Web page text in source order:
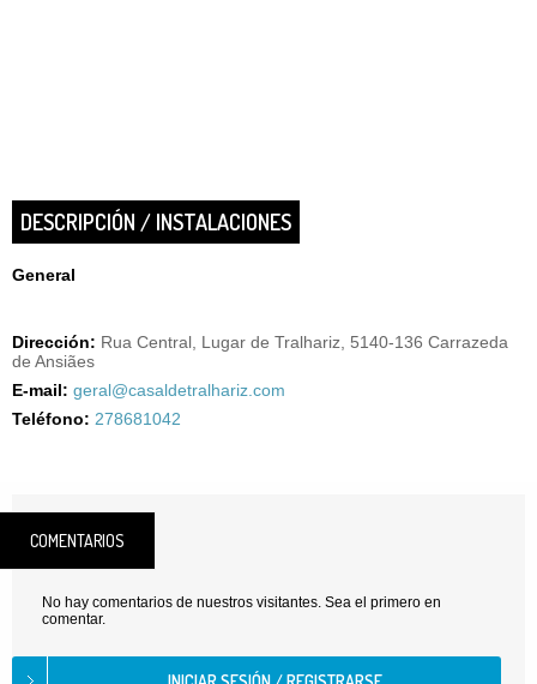
DESCRIPCIÓN / INSTALACIONES
General
Dirección: Rua Central, Lugar de Tralhariz, 5140-136 Carrazeda
de Ansiães
E-mail: geral@casaldetralhariz.com
Teléfono: 278681042
COMENTARIOS
No hay comentarios de nuestros visitantes. Sea el primero en
comentar.